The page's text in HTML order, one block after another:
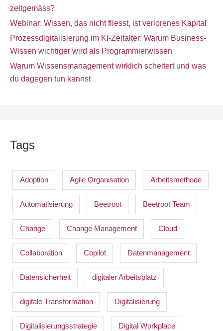
zeitgemäss?
Webinar: Wissen, das nicht fliesst, ist verlorenes Kapital
Prozessdigitalisierung im KI-Zeitalter: Warum Business-
Wissen wichtiger wird als Programmierwissen
Warum Wissensmanagement wirklich scheitert und was
du dagegen tun kannst
Tags
Adoption Agile Organisation Arbeitsmethode
Automatisierung Beetroot Beetroot Team
Change Change Management Cloud
Collaboration Copilot Datenmanagement
Datensicherheit digitaler Arbeitsplatz
digitale Transformation Digitalisierung
Digitalisierungsstrategie Digital Workplace